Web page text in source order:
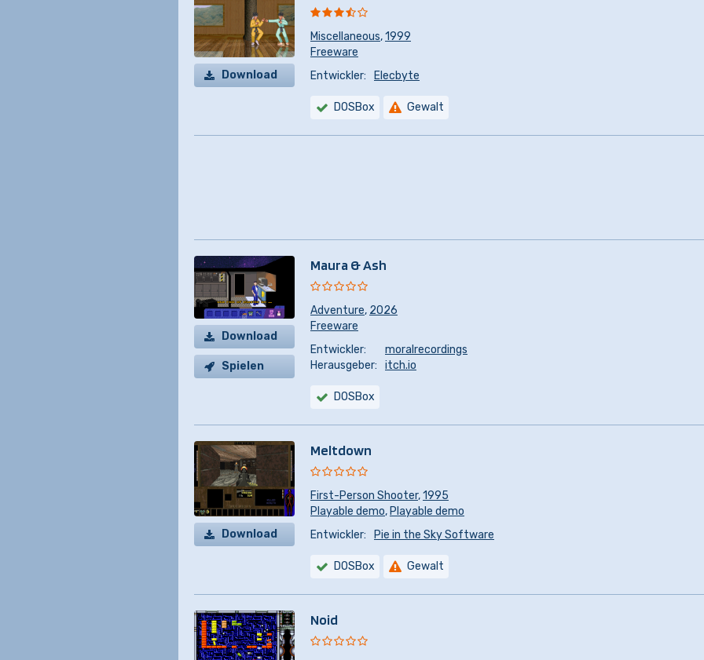
Download
Miscellaneous,1999
Freeware
Entwickler:
Elecbyte
DOSBox Gewalt
Download
Spielen
Maura & Ash
Adventure, 2026
Freeware
Entwickler:
moralrecordings
Herausgeber:
itch.io
DOSBox
Download
Meltdown
First-Person Shooter,1995
Playable demo, Playable demo
Entwickler:
Pie in the Sky Software
DOSBox Gewalt
Noid